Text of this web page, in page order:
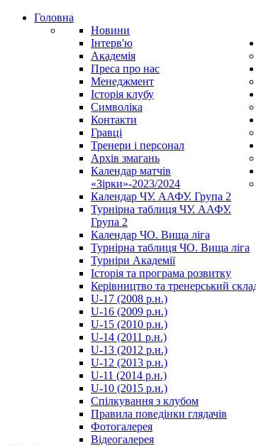
Головна
Новини
Інтерв'ю
Академія
Преса про нас
Менеджмент
Історія клубу
Символіка
Контакти
Гравці
Тренери і персонал
Архів змагань
Календар матчів
«Зірки»-2023/2024
Календар ЧУ. ААФУ. Група 2
Турнірна таблиця ЧУ. ААФУ.
Група 2
Календар ЧО. Вища ліга
Турнірна таблиця ЧО. Вища ліга
Турніри Академії
Історія та програма розвитку
Керівництво та тренерський
U-17 (2008 р.н.)
U-16 (2009 р.н.)
U-15 (2010 р.н.)
U-14 (2011 р.н.)
U-13 (2012 р.н.)
U-12 (2013 р.н.)
U-11 (2014 р.н.)
U-10 (2015 р.н.)
Спілкування з клубом
Правила поведінки глядачів
Фотогалерея
Відеогалерея